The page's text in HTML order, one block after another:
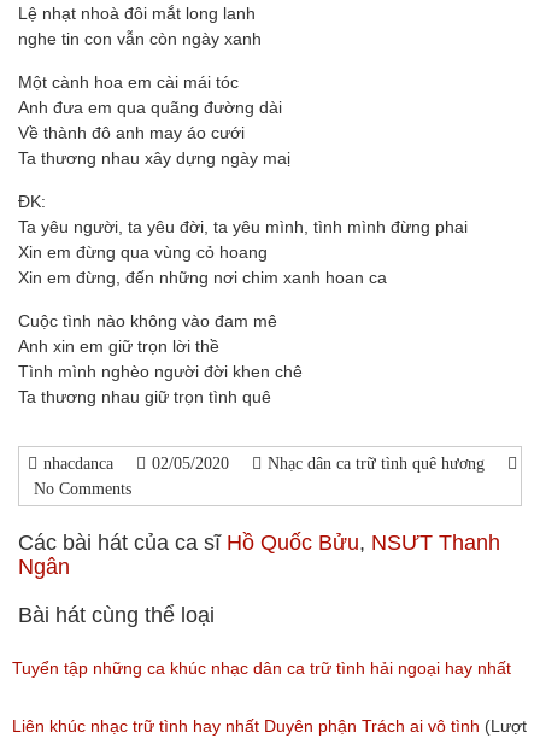
Lệ nhạt nhoà đôi mắt long lanh
nghe tin con vẫn còn ngày xanh
Một cành hoa em cài mái tóc
Anh đưa em qua quãng đường dài
Về thành đô anh may áo cưới
Ta thương nhau xây dựng ngày maị
ĐK:
Ta yêu người, ta yêu đời, ta yêu mình, tình mình đừng phai
Xin em đừng qua vùng cỏ hoang
Xin em đừng, đến những nơi chim xanh hoan ca
Cuộc tình nào không vào đam mê
Anh xin em giữ trọn lời thề
Tình mình nghèo người đời khen chê
Ta thương nhau giữ trọn tình quê
nhacdanca 02/05/2020
Nhạc dân ca trữ tình quê hương
No Comments
Các bài hát của ca sĩ Hồ Quốc Bửu, NSƯT Thanh
Ngân
Bài hát cùng thể loại
Tuyển tập những ca khúc nhạc dân ca trữ tình hải ngoại hay nhất
(Lượt nghe: 277)
Liên khúc nhạc trữ tình hay nhất Duyên phận Trách ai vô tình (Lượt